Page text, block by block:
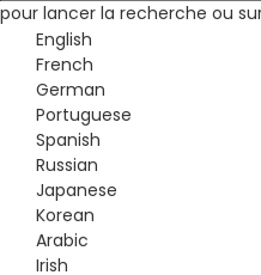
pour lancer la recherche ou
English
French
German
Portuguese
Spanish
Russian
Japanese
Korean
Arabic
Irish